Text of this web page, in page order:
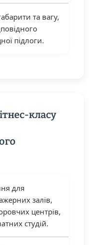
та вагу,
підлоги.
класу
для
залів,
центрів,
студій.